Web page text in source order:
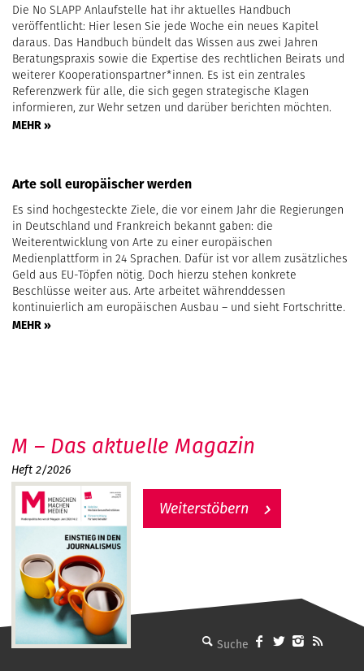
Die No SLAPP Anlaufstelle hat ihr aktuelles Handbuch
veröffentlicht: Hier lesen Sie jede Woche ein neues Kapitel
daraus. Das Handbuch bündelt das Wissen aus zwei Jahren
Beratungspraxis sowie die Expertise des rechtlichen Beirats und
weiterer Kooperationspartner*innen. Es ist ein zentrales
Referenzwerk für alle, die sich gegen strategische Klagen
informieren, zur Wehr setzen und darüber berichten möchten.
MEHR »
Arte soll europäischer werden
Es sind hochgesteckte Ziele, die vor einem Jahr die Regierungen
in Deutschland und Frankreich bekannt gaben: die
Weiterentwicklung von Arte zu einer europäischen
Medienplattform in 24 Sprachen. Dafür ist vor allem zusätzliches
Geld aus EU-Töpfen nötig. Doch hierzu stehen konkrete
Beschlüsse weiter aus. Arte arbeitet währenddessen
kontinuierlich am europäischen Ausbau – und sieht Fortschritte.
MEHR »
MMM - Menschen machen Medien
M – Das aktuelle Magazin
Heft 2/2026
Weiterstöbern